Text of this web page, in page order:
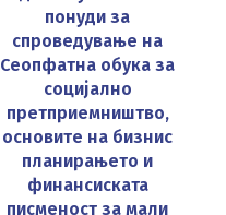
понуди за
спроведување на
Сеопфатна обука за
социјално
претприемништво,
основите на бизнис
планирањето и
финансиската
писменост за мали